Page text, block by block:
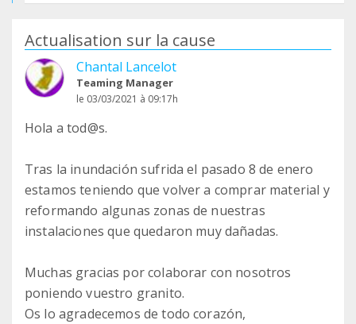
Actualisation sur la cause
Chantal Lancelot
Teaming Manager
le 03/03/2021 à 09:17h
Hola a tod@s.
Tras la inundación sufrida el pasado 8 de enero
estamos teniendo que volver a comprar material y
reformando algunas zonas de nuestras
instalaciones que quedaron muy dañadas.
Muchas gracias por colaborar con nosotros
poniendo vuestro granito.
Os lo agradecemos de todo corazón,